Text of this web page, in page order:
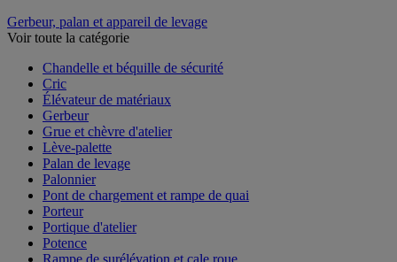
Gerbeur, palan et appareil de levage
Voir toute la catégorie
Chandelle et béquille de sécurité
Cric
Élévateur de matériaux
Gerbeur
Grue et chèvre d'atelier
Lève-palette
Palan de levage
Palonnier
Pont de chargement et rampe de quai
Porteur
Portique d'atelier
Potence
Rampe de surélévation et cale roue